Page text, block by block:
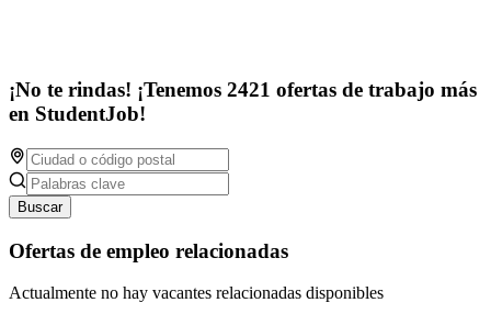
¡No te rindas! ¡Tenemos 2421 ofertas de trabajo más
en StudentJob!
Buscar
Ofertas de empleo relacionadas
Actualmente no hay vacantes relacionadas disponibles